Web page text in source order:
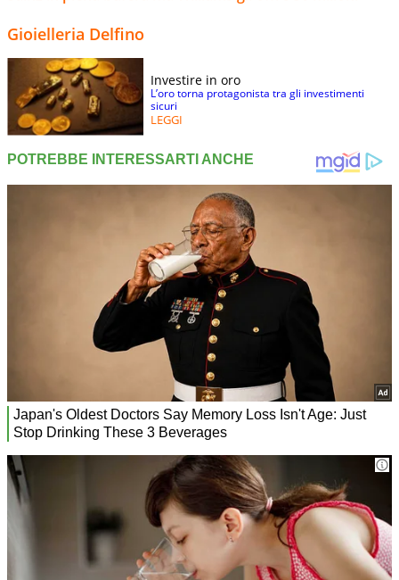
Gioielleria Delfino
Investire in oro
L’oro torna protagonista tra gli investimenti
sicuri
LEGGI